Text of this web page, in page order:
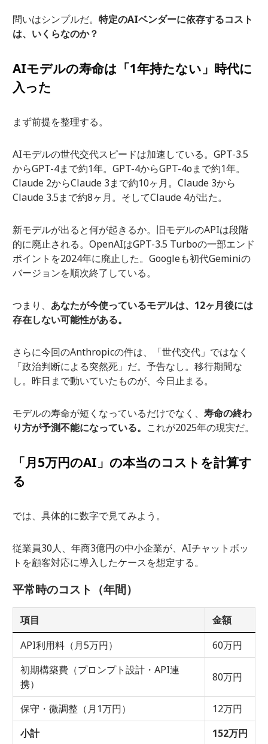
問いはシンプルだ。 特定のAIベンダーに依存するコスト
は、いくらなのか？
AIモデルの寿命は「1年持たない」時代に
入った
まず前提を整理する。
AIモデルの世代交代スピードは加速している。GPT-3.5
からGPT-4まで約1年。GPT-4からGPT-4oまで約1年。
Claude 2からClaude 3まで約10ヶ月。Claude 3から
Claude 3.5まで約8ヶ月。そしてClaude 4が出た。
新モデルが出ると何が起きるか。旧モデルのAPIは段階
的に廃止される。OpenAIはGPT-3.5 Turboの一部エンド
ポイントを2024年に廃止した。Googleも初代Geminiの
バージョンを順次終了している。
つまり、 あなたが今使っているモデルは、12ヶ月後には
存在しない可能性がある。
さらに今回のAnthropicの件は、「世代交代」ではなく
「政治判断による突然死」だ。予告なし。移行期間な
し。昨日まで動いていたものが、今日止まる。
モデルの寿命が短くなっているだけでなく、 寿命の終わ
り方が予測不能になっている。 これが2025年の現実だ。
「月5万円のAI」の本当のコストを計算す
る
では、具体的に数字で見てみよう。
従業員30人、年商3億円の中小企業が、AIチャットボッ
トを顧客対応に導入したケースを想定する。
平常時のコスト（年間）
項目
金額
API利用料（月5万円）
60万円
初期構築費（プロンプト設計・API連
携）
80万円
保守・微調整（月1万円）
12万円
小計
152万円